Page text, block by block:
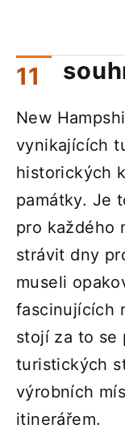
New
vynikajících
historických
památky. Je
pro každého
strávit dny
museli
fascinujících
stojí za to se
turistických
výrobních
itinerářem.